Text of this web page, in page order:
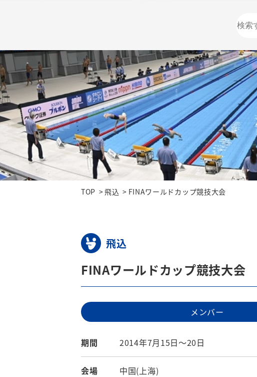
TOP 飛込 FINAワールドカップ競技大会
飛込
FINAワールドカップ競技大会
メンバー
期間 2014年7月15日～20日
会場 中国(上海)